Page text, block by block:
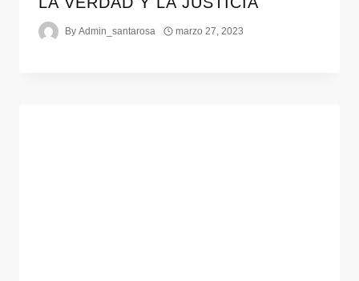
By Admin_santarosa marzo 27, 2023